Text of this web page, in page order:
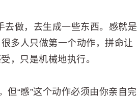
去做，去生成一些东西。感就是
多人只做第一个动作，拼命让
，只是机械地执行。
但“感”这个动作必须由你亲自完